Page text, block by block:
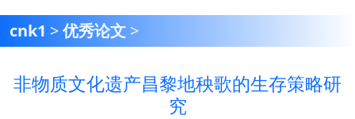
cnk1 >优秀论文 >
非物质文化遗产昌黎地秧歌的生存策略研
究